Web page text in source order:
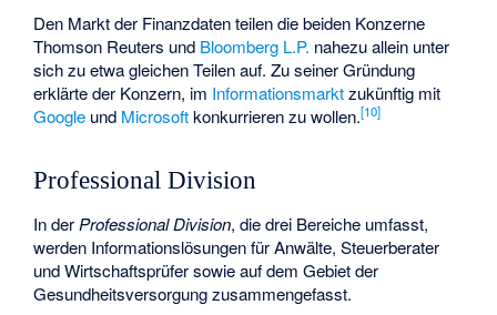
Den Markt der Finanzdaten teilen die beiden Konzerne
Thomson Reuters und Bloomberg L.P. nahezu allein unter
sich zu etwa gleichen Teilen auf. Zu seiner Gründung
erklärte der Konzern, im Informationsmarktzukünftig mit
Google und Microsoftkonkurrieren zu wollen.[10]
Professional Division
In der Professional Division, die drei Bereiche umfasst,
werden Informationslösungen für Anwälte, Steuerberater
und Wirtschaftsprüfer sowie auf dem Gebiet der
Gesundheitsversorgung zusammengefasst.